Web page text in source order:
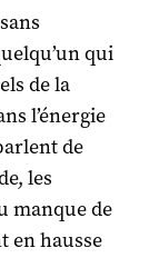
qui
de la
l’énergie
de
les
manque de
en hausse